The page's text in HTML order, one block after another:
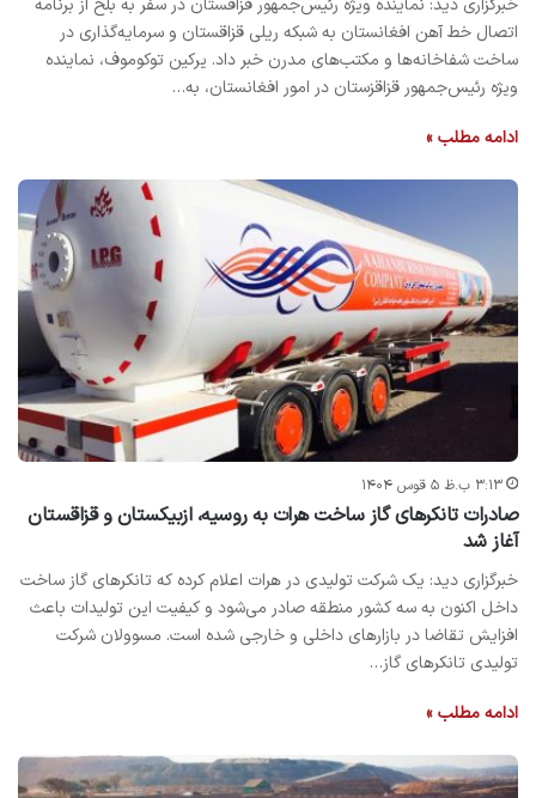
خبرگزاری دید: نماینده ویژه رئیس‌جمهور قزاقستان در سفر به بلخ از برنامه
اتصال خط ‌آهن افغانستان به شبکه ریلی قزاقستان و سرمایه‌گذاری در
ساخت شفاخانه‌ها و مکتب‌های مدرن خبر داد. یرکین توکوموف، نماینده
ویژه رئیس‌جمهور قزاقزستان در امور افغانستان، به…
ادامه مطلب »
۳:۱۳ ب.ظ ۵ قوس ۱۴۰۴
صادرات تانکرهای گاز ساخت هرات به روسیه، ازبیکستان و قزاقستان
آغاز شد
خبرگزاری دید: یک شرکت تولیدی در هرات اعلام کرده که تانکرهای گاز ساخت
داخل اکنون به سه کشور منطقه صادر می‌شود و کیفیت این تولیدات باعث
افزایش تقاضا در بازارهای داخلی و خارجی شده است. مسوولان شرکت
تولیدی تانکرهای گاز…
ادامه مطلب »